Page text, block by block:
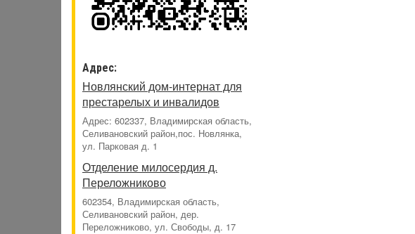
Адрес:
Новлянский дом-интернат для
престарелых и инвалидов
Адрес: 602337, Владимирская область,
Селивановский район,пос. Новлянка,
ул. Парковая д. 1
Отделение милосердия д.
Переложниково
602354, Владимирская область,
Селивановский район, дер.
Переложниково, ул. Свободы, д. 17